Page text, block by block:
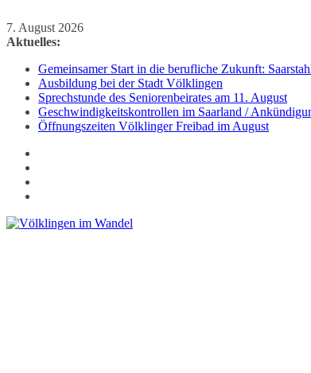
Zum
Inhalt
7. August 2026
Aktuelles:
Gemeinsamer Start in die berufliche Zukunft:
Ausbildung bei der Stadt Völklingen
Sprechstunde des Seniorenbeirates am 11. August
Geschwindigkeitskontrollen im Saarland /
Öffnungszeiten Völklinger Freibad im August